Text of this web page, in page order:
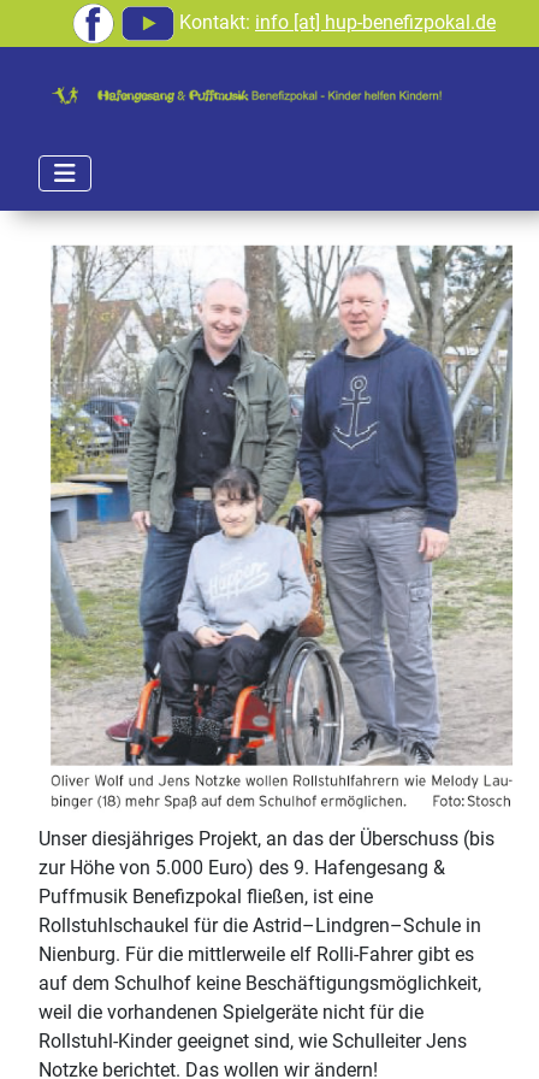
Kontakt: info [at] hup-benefizpokal.de
Unser diesjähriges Projekt, an das der Überschuss (bis
zur Höhe von 5.000 Euro) des 9. Hafengesang &
Puffmusik Benefizpokal fließen, ist eine
Rollstuhlschaukel für die Astrid–Lindgren–Schule in
Nienburg. Für die mittlerweile elf Rolli-Fahrer gibt es
auf dem Schulhof keine Beschäftigungsmöglichkeit,
weil die vorhandenen Spielgeräte nicht für die
Rollstuhl-Kinder geeignet sind, wie Schulleiter Jens
Notzke berichtet. Das wollen wir ändern!